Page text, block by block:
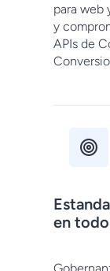
para web
y
APIs de
en